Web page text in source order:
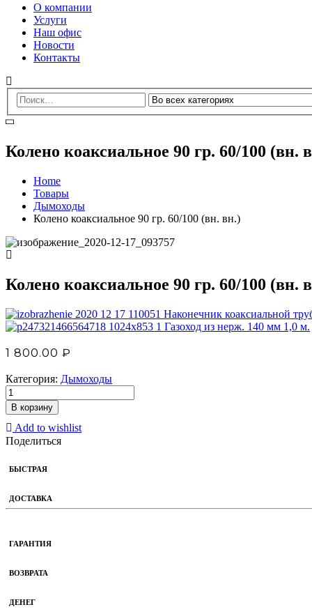
О компании
Услуги
Наш офис
Новости
Контакты
Колено коаксиальное 90 гр. 60/100 (вн.
Home
Товары
Дымоходы
Колено коаксиальное 90 гр. 60/100 (вн. вн.)
Колено коаксиальное 90 гр. 60/100 (вн.
Наконечник коаксиальной
Газоход из нерж. 140 мм 1,0 м.
1 800.00 ₽
Категория: Дымоходы
В корзину
Add to wishlist
Поделиться
БЫСТРАЯ
ДОСТАВКА
ГАРАНТИЯ
ВОЗВРАТА
ДЕНЕГ